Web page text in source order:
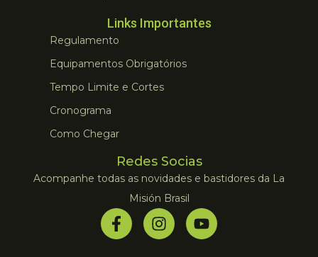
Links Importantes
Regulamento
Equipamentos Obrigatórios
Tempo Limite e Cortes
Cronograma
Como Chegar
Redes Socias
Acompanhe todas as novidades e bastidores da La
Misión Brasil